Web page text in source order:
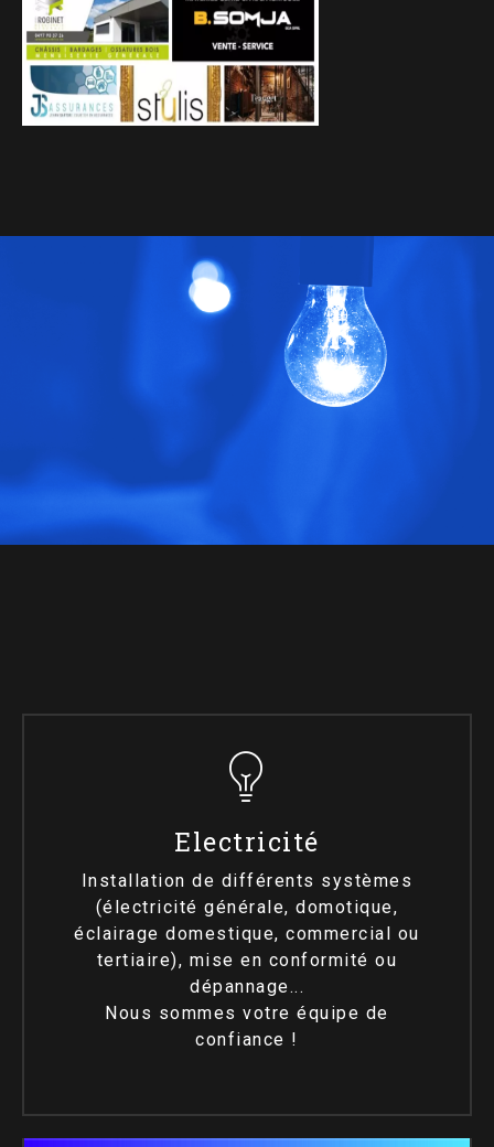
Electricité
Installation de différents systèmes
(électricité générale, domotique,
éclairage domestique, commercial ou
tertiaire), mise en conformité ou
dépannage...
Nous sommes votre équipe de
confiance !